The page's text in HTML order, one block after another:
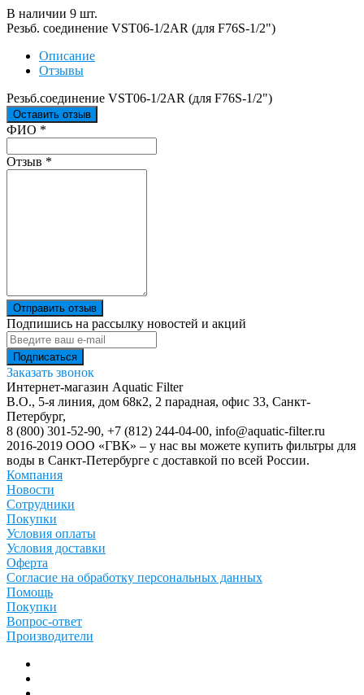
В наличии 9 шт.
Резьб. соединение VST06-1/2AR (для F76S-1/2")
Описание
Отзывы
Резьб.соединение VST06-1/2AR (для F76S-1/2")
Оставить отзыв
Ваш отзыв был отправлен!
ФИО *
Отзыв *
Отправить отзыв
Подпишись на рассылку новостей и акций
Заказать звонок
Интернет-магазин Aquatic Filter
В.О., 5-я линия, дом 68к2, 2 парадная, офис 33, Санкт-
Петербург,
8 (800) 301-52-90, +7 (812) 244-04-00, info@aquatic-filter.ru
2016-2019 ООО «ГВК» – у нас вы можете купить фильтры для
воды в Санкт-Петербурге с доставкой по всей России.
Компания
Новости
Сотрудники
Покупки
Условия оплаты
Условия доставки
Оферта
Согласие на обработку персональных данных
Помощь
Покупки
Вопрос-ответ
Производители